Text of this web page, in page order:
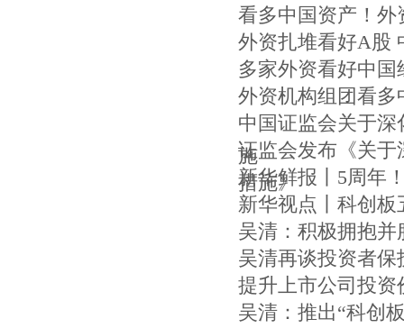
看多中国资产！
外资扎堆看好A股
多家外资看好中
外资机构组团看
中国证监会关于
施
证监会发布《关
措施》
新华鲜报丨5周年
新华视点丨科创
吴清：积极拥抱
吴清再谈投资者
提升上市公司投
吴清：推出“科创